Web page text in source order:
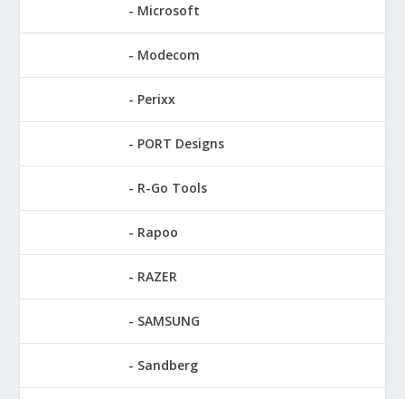
Microsoft
Modecom
Perixx
PORT Designs
R-Go Tools
Rapoo
RAZER
SAMSUNG
Sandberg